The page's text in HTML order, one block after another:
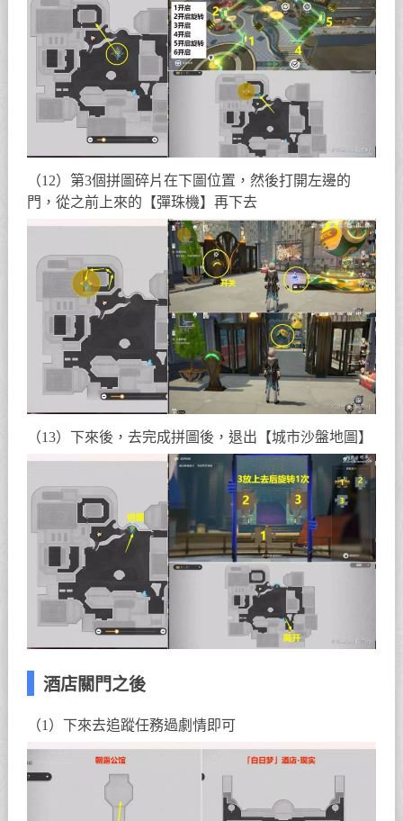
（12）第3個拼圖碎片在下圖位置，然後打開左邊的
門，從之前上來的【彈珠機】再下去
（13）下來後，去完成拼圖後，退出【城市沙盤地圖】
酒店關門之後
（1）下來去追蹤任務過劇情即可